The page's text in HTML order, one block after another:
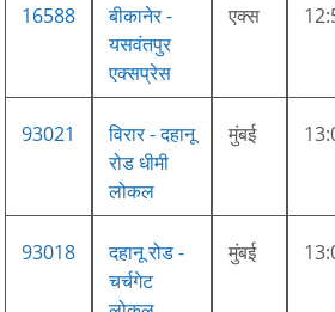
16588
बीकानेर -
यसवंतपुर
एक्सप्रेस
एक्स
93021
विरार - दहानू
रोड धीमी
लोकल
मुंबई
93018
दहानू रोड -
चर्चगेट
मुंबई